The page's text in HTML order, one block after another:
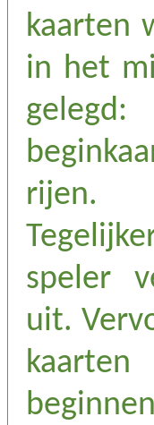
kaarten
in het
rijen.
speler
uit.